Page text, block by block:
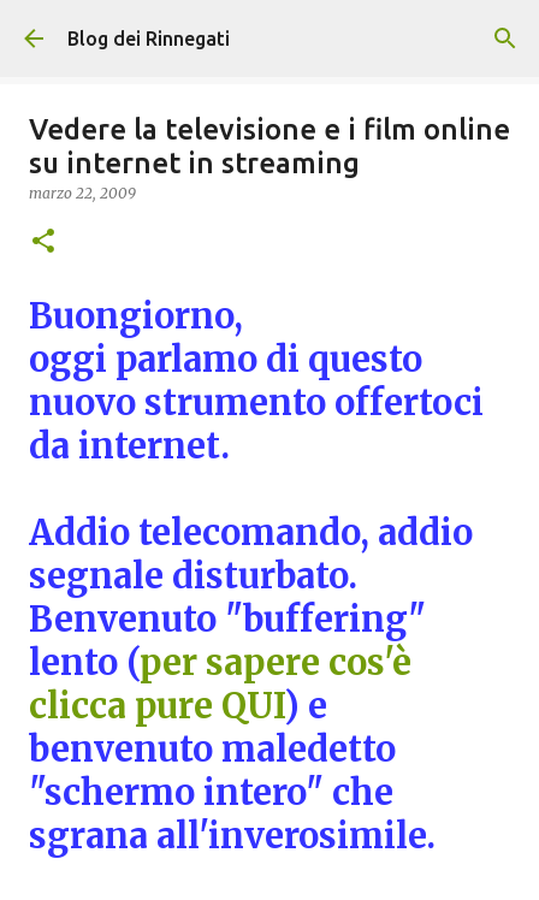
Passa ai contenuti principali
Blog dei Rinnegati
Vedere la televisione e i film online
su internet in streaming
marzo 22, 2009
Buongiorno,
oggi parlamo di questo
nuovo strumento offertoci
da internet.
Addio telecomando, addio
segnale disturbato.
Benvenuto "buffering"
lento (per sapere cos'è
clicca pure QUI) e
benvenuto maledetto
"schermo intero" che
sgrana all'inverosimile.